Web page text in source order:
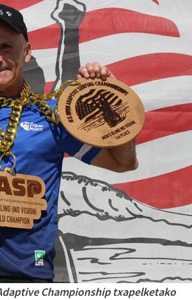
Championship txapelketako